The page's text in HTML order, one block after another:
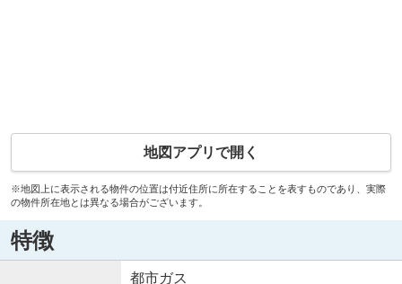
地図アプリで開く
※地図上に表示される物件の位置は付近住所に所在することを表すものであり、実際
の物件所在地とは異なる場合がございます。
特徴
都市ガス